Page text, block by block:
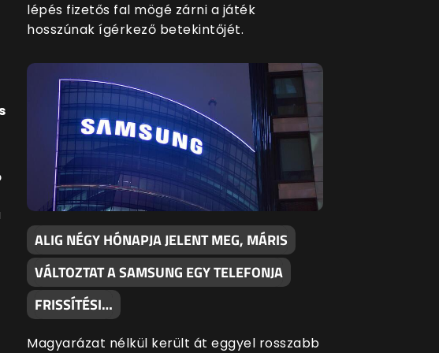
lépés fizetős fal mögé zárni a játék
hosszúnak ígérkező betekintőjét.
ALIG NÉGY HÓNAPJA JELENT MEG, MÁRIS
VÁLTOZTAT A SAMSUNG EGY TELEFONJA
FRISSÍTÉSI…
Magyarázat nélkül került át eggyel rosszabb